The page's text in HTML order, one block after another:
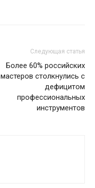
Следующая статья
Более 60% российских
мастеров столкнулись с
дефицитом
профессиональных
инструментов